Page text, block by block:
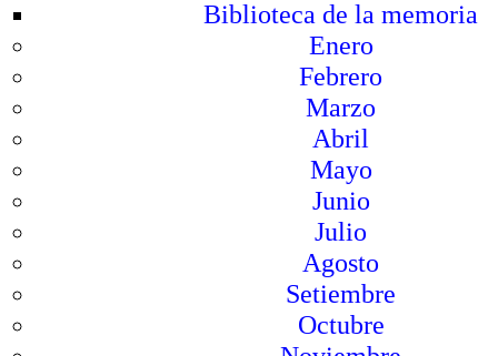
Biblioteca de la memoria
Enero
Febrero
Marzo
Abril
Mayo
Junio
Julio
Agosto
Setiembre
Octubre